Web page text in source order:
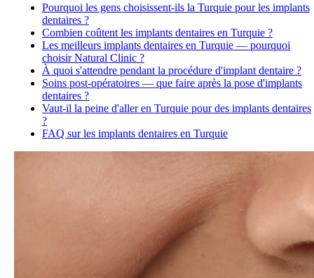
Pourquoi les gens choisissent-ils la Turquie pour les implants
dentaires ?
Combien coûtent les implants dentaires en Turquie ?
Les meilleurs implants dentaires en Turquie — pourquoi
choisir Natural Clinic ?
À quoi s'attendre pendant la procédure d'implant dentaire ?
Soins post-opératoires — que faire après la pose d'implants
dentaires ?
Vaut-il la peine d'aller en Turquie pour des implants dentaires
?
FAQ sur les implants dentaires en Turquie